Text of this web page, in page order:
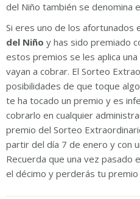
del Niño también se denomina
Si eres uno de los afortunados
del Niño y has sido premiado
estos premios se les aplica
vayan a cobrar. El Sorteo
posibilidades de que toque
te ha tocado un premio y es
cobrarlo en cualquier
premio del Sorteo
partir del día 7 de enero y con
Recuerda que una vez
el décimo y perderás tu